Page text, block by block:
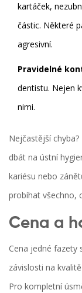
kartáček,
částic. Některé
agresivní.
Pravidelné
dentistu. Nejen
nimi.
Nejčastější
dbát na ústní
kariésu nebo
probíhat všechno,
Cena a
Cena jedné fazety
závislosti na
Pro kompletní